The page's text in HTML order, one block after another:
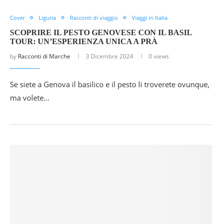
Cover Liguria Racconti di viaggio Viaggi in Italia
SCOPRIRE IL PESTO GENOVESE CON IL BASIL
TOUR: UN’ESPERIENZA UNICA A PRÀ
by Racconti di Marche 3 Dicembre 2024 0 views
Se siete a Genova il basilico e il pesto li troverete ovunque,
ma volete…